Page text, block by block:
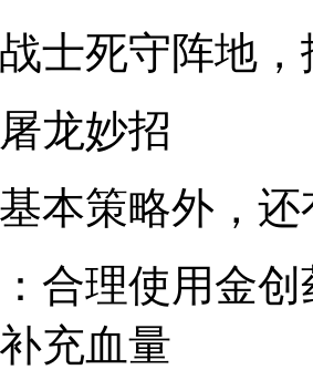
士死守阵地
龙妙招
本策略外，
合理使用金
充血量